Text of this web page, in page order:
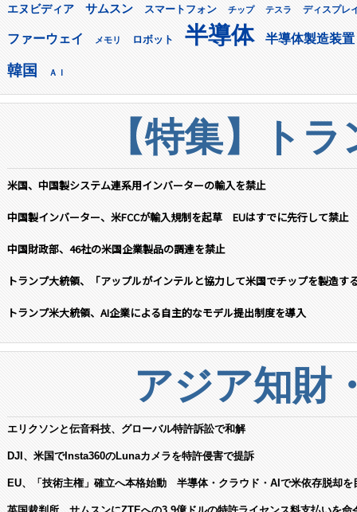
エヌビディア サムスン スマートフォン チップ テスラ ディスプレ
ファーウェイ メモリ ロボット 半導体 半導体製造装置
韓国 ＡＩ
【特集】ト
米国、中国製システム連系用インバーターの輸入を禁止
中国製インバーター、米FCCが輸入規制を起草 EUはすでに先行して禁止
中国財政部、46社の米国企業製品の調達を禁止
トランプ大統領、「アップルがインテルと協力して米国でチップを製造す
トランプ米大統領、AI企業による自主的なモデル提出制度を導入
アジア知財
エリクソンと伝音科技、グローバル特許訴訟で和解
DJI、米国でInsta360のLunaカメラを特許侵害で提訴
EU、「技術主権」確立へ本格始動 半導体・クラウド・AIで米依存脱却を